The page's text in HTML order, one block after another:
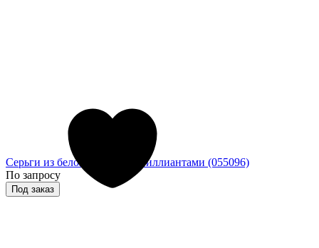
Серьги из белого золота с бриллиантами (055096)
По запросу
Под заказ